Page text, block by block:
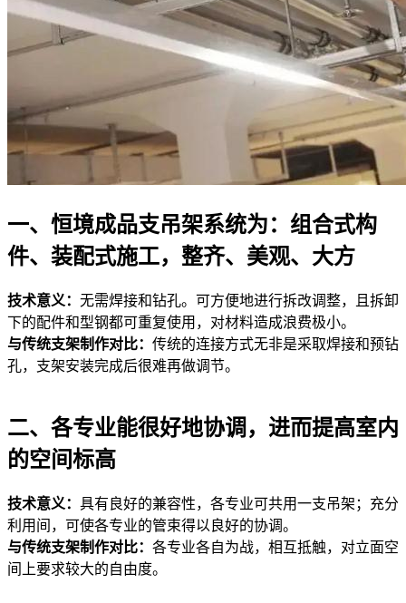
一、恒境成品支吊架系统为：组合式构
件、装配式施工，整齐、美观、大方
技术意义： 无需焊接和钻孔。可方便地进行拆改调整，且拆卸
下的配件和型钢都可重复使用，对材料造成浪费极小。
与传统支架制作对比： 传统的连接方式无非是采取焊接和预钻
孔，支架安装完成后很难再做调节。
二、各专业能很好地协调，进而提高室内
的空间标高
技术意义： 具有良好的兼容性，各专业可共用一支吊架；充分
利用间，可使各专业的管束得以良好的协调。
与传统支架制作对比： 各专业各自为战，相互抵触，对立面空
间上要求较大的自由度。